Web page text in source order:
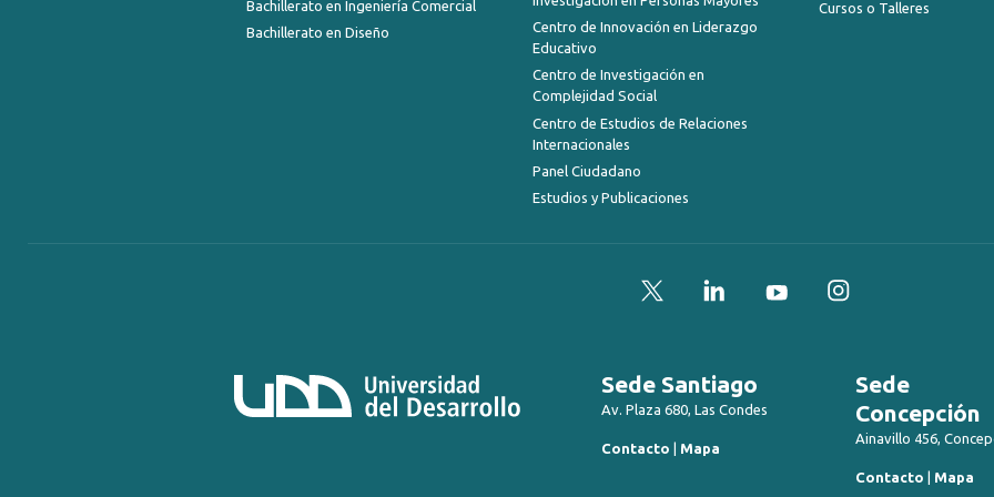
Bachillerato en Ingeniería Comercial
Bachillerato en Diseño
Centro de Innovación en Liderazgo
Educativo
Centro de Investigación en
Complejidad Social
Centro de Estudios de Relaciones
Internacionales
Panel Ciudadano
Estudios y Publicaciones
Cursos o Talleres
Twitter LinkedInYouTubeInstagram
Sede Santiago
Av. Plaza 680, Las Condes
Contacto | Mapa
Sede
Concepción
Ainavillo 456,
Contacto | Mapa